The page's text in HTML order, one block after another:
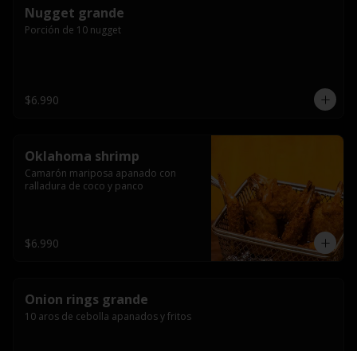
Nugget grande
Porción de 10 nugget
$6.990
Oklahoma shrimp
Camarón mariposa apanado con
ralladura de coco y panco
$6.990
Onion rings grande
10 aros de cebolla apanados y fritos